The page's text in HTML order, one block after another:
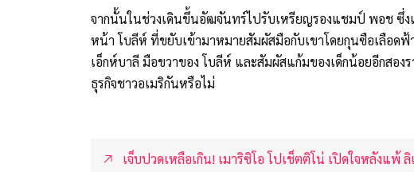
จากนั้นในช่วงเดินขึ้นอัฒจันทร์ไปรับเหรียญรองแชมป์ พอช ซึ่
หน้า โบลีห์ ที่ขยับเข้ามาหมายสัมผัสมือกับเขาโดยกุนซือเลือด
เอ็กห์บาลี มือขวาของ โบลีห์ และสัมผัสแก้มของเด็กน้อยอีกสอ
ธุรกิจชาวอเมริกันหรือไม่
เจ็บปวดเหลือเกิน! เมาริซิโอ โปเช็ตติโน่ เปิดใจหลังแพ้